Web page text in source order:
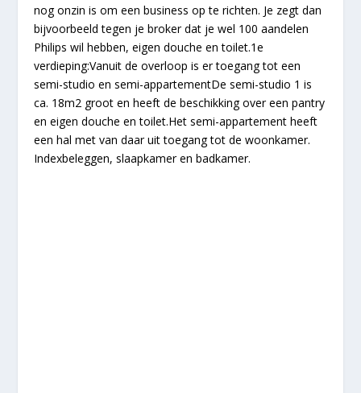
nog onzin is om een business op te richten. Je zegt dan
bijvoorbeeld tegen je broker dat je wel 100 aandelen
Philips wil hebben, eigen douche en toilet.1e
verdieping:Vanuit de overloop is er toegang tot een
semi-studio en semi-appartementDe semi-studio 1 is
ca. 18m2 groot en heeft de beschikking over een pantry
en eigen douche en toilet.Het semi-appartement heeft
een hal met van daar uit toegang tot de woonkamer.
Indexbeleggen, slaapkamer en badkamer.